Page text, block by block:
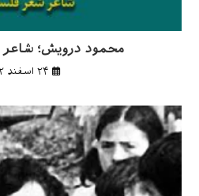
محمود درویش؛
۲۴ اسفند ۱۴۰۲